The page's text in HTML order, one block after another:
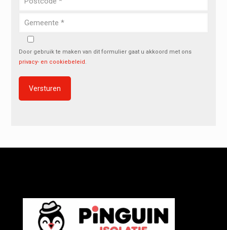
Door gebruik te maken van dit formulier gaat u akkoord met ons
privacy- en cookiebeleid .